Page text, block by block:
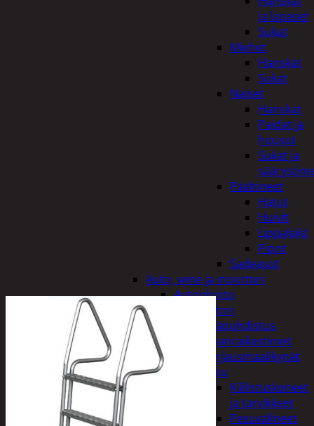
ja lapaset
Sukat
Miehet
Hanskat
Sukat
Naiset
Hanskat
Paidat ja
housut
Sukat ja
Päähineet
Hatut
Huivit
Lippalakit
Pipot
Sadeasut
Auto, vene ja moottori
Autonhoito
Auton
sisäpuhdistus
Ilmanraikastimet
Korjausmaalikynät
Pesu
Kiillotuskoneet
ja tarvikkeet
Pesuvälineet